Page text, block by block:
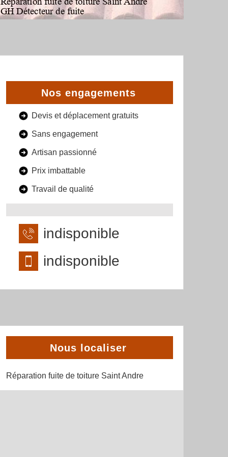
Nos engagements
Devis et déplacement gratuits
Sans engagement
Artisan passionné
Prix imbattable
Travail de qualité
indisponible
indisponible
Nous localiser
Réparation fuite de toiture Saint Andre